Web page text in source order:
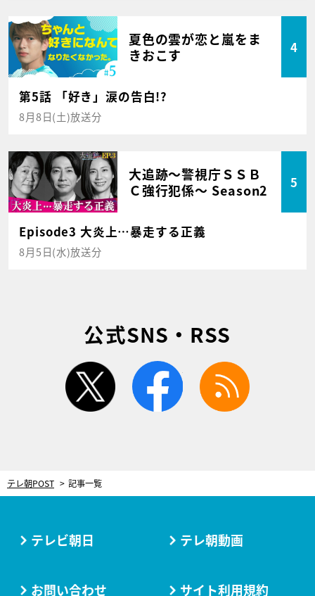
夏色の雲が恋と嵐をま
きおこす
4
第5話 「好き」涙の告白!?
8月8日(土)放送分
大追跡～警視庁ＳＳＢ
Ｃ強行犯係～ Season2
5
Episode3 大炎上…暴走する正義
8月5日(水)放送分
公式SNS・RSS
twitter facebook
テレ朝POST 記事一覧
テレビ朝日 テレ朝動画
お問い合わせ サイト利用規約